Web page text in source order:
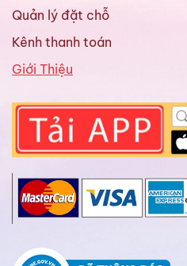
Quản lý đặt chỗ
Kênh thanh toán
Giới Thiệu